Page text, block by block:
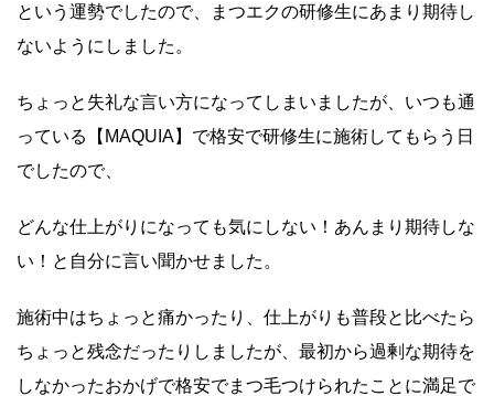
という運勢でしたので、まつエクの研修生にあまり期待し
ないようにしました。
ちょっと失礼な言い方になってしまいましたが、いつも通
っている【MAQUIA】で格安で研修生に施術してもらう日
でしたので、
どんな仕上がりになっても気にしない！あんまり期待しな
い！と自分に言い聞かせました。
施術中はちょっと痛かったり、仕上がりも普段と比べたら
ちょっと残念だったりしましたが、最初から過剰な期待を
しなかったおかげで格安でまつ毛つけられたことに満足で